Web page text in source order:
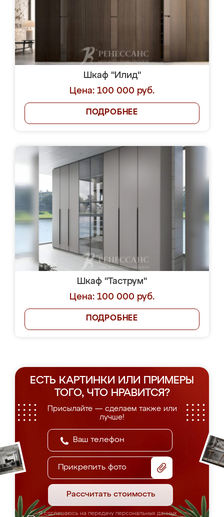
Шкаф "Илид"
Цена: 100 000 руб.
ПОДРОБНЕЕ
Шкаф "Таструм"
Цена: 100 000 руб.
ПОДРОБНЕЕ
ЕСТЬ КАРТИНКИ ИЛИ ПРИМЕРЫ
ТОГО, ЧТО НРАВИТСЯ?
Присылайте — сделаем также или
лучше!
Прикрепить фото
Рассчитать стоимость
Я соглашаюсь на передачу персональных данных